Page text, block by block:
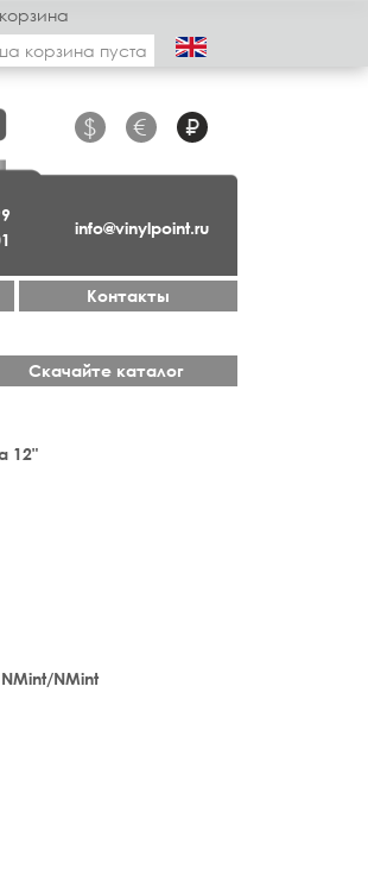
корзина
корзина пуста
$ € ₽
info@vinylpoint.ru
Контакты
Скачайте каталог
12"
NMint/NMint